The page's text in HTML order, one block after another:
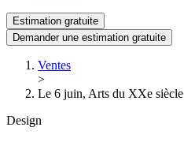
Estimation gratuite
Demander une estimation gratuite
Ventes
>
Le 6 juin, Arts du XXe siècle
Design